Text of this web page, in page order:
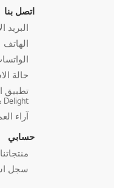
اتصل بنا
البريد
الهاتف
حالة
Delight
آراء
حسابي
منتجاتنا
سجل